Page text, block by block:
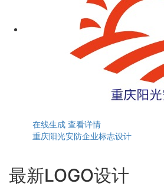
在线生成 查看详情
重庆阳光安防企业标志设计
最新LOGO设计